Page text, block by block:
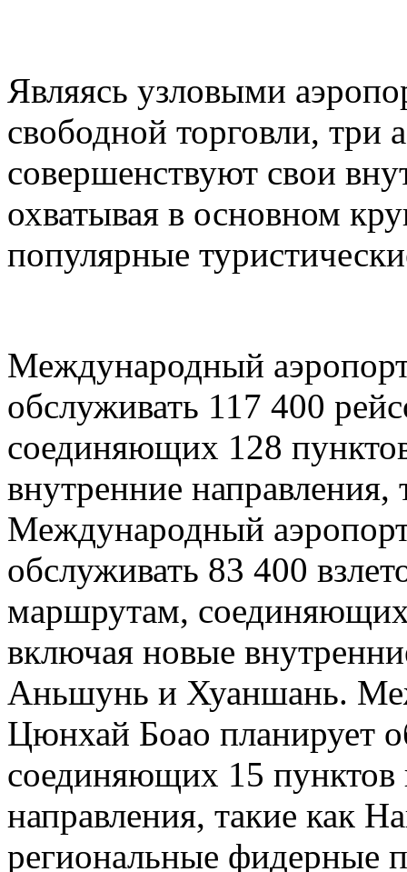
Являясь узловыми
свободной торговли, три
совершенствуют свои
охватывая в основном
популярные
Международный
обслуживать 117 400
соединяющих 128
внутренние
Международный
обслуживать 83 400
маршрутам, соединяющих
включая новые
Аньшунь и Хуаншань.
Цюнхай Боао планирует
соединяющих 15 пунктов
направления, такие как
региональные фидерные